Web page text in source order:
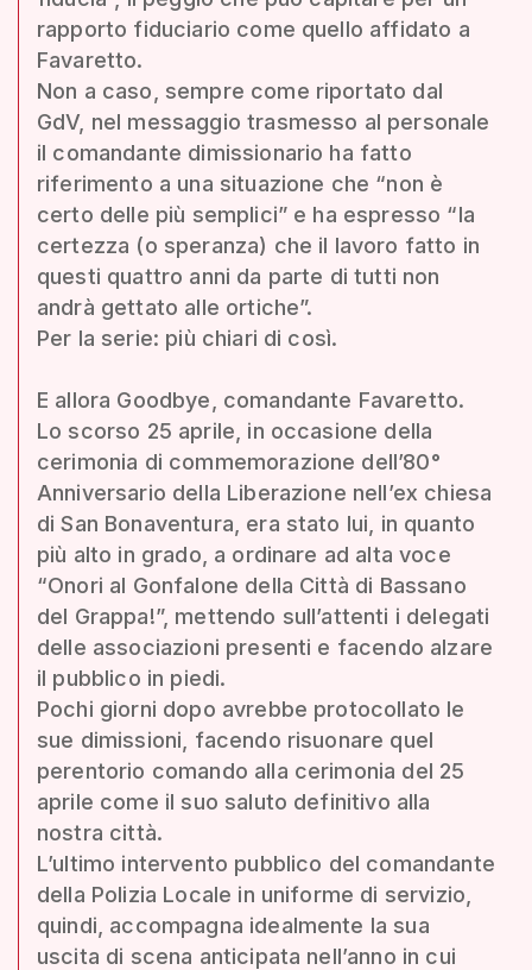
rapporto fiduciario come quello affidato a
Favaretto.
Non a caso, sempre come riportato dal
GdV, nel messaggio trasmesso al personale
il comandante dimissionario ha fatto
riferimento a una situazione che “non è
certo delle più semplici” e ha espresso “la
certezza (o speranza) che il lavoro fatto in
questi quattro anni da parte di tutti non
andrà gettato alle ortiche”.
Per la serie: più chiari di così.
E allora Goodbye, comandante Favaretto.
Lo scorso 25 aprile, in occasione della
cerimonia di commemorazione dell’80°
Anniversario della Liberazione nell’ex chiesa
di San Bonaventura, era stato lui, in quanto
più alto in grado, a ordinare ad alta voce
“Onori al Gonfalone della Città di Bassano
del Grappa!”, mettendo sull’attenti i delegati
delle associazioni presenti e facendo alzare
il pubblico in piedi.
Pochi giorni dopo avrebbe protocollato le
sue dimissioni, facendo risuonare quel
perentorio comando alla cerimonia del 25
aprile come il suo saluto definitivo alla
nostra città.
L’ultimo intervento pubblico del comandante
della Polizia Locale in uniforme di servizio,
quindi, accompagna idealmente la sua
uscita di scena anticipata nell’anno in cui